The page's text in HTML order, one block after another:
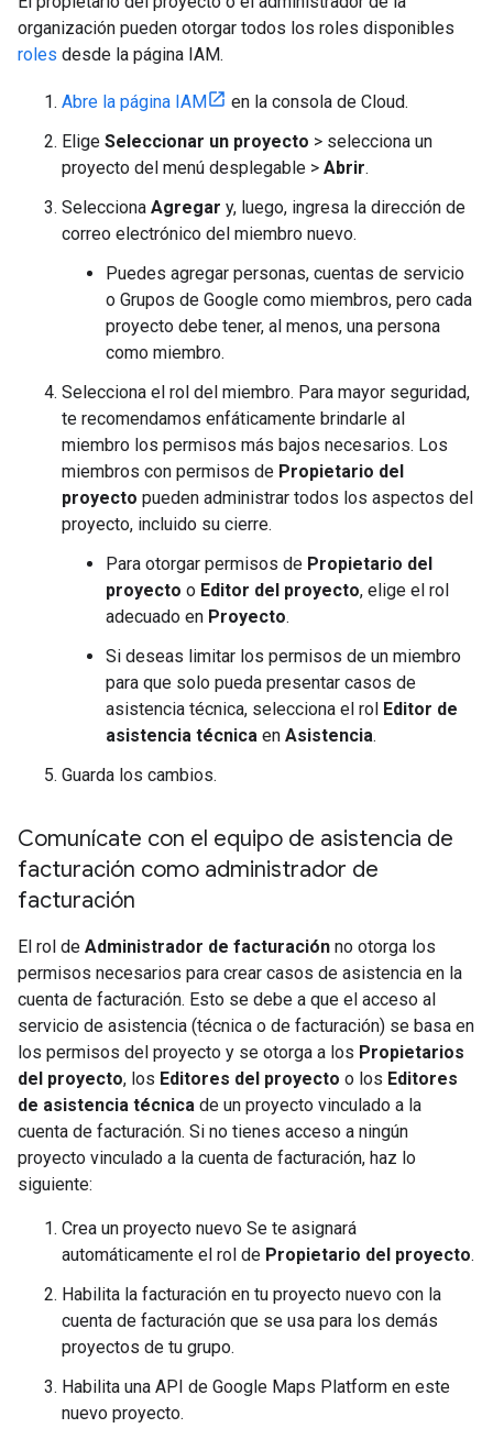
organización pueden otorgar todos los roles disponibles
roles desde la página IAM.
Abre la página IAM
en la consola de Cloud.
Elige Seleccionar un proyecto > selecciona un
proyecto del menú desplegable > Abrir.
Selecciona Agregar y, luego, ingresa la dirección de
correo electrónico del miembro nuevo.
Puedes agregar personas, cuentas de servicio
o Grupos de Google como miembros, pero cada
proyecto debe tener, al menos, una persona
como miembro.
Selecciona el rol del miembro. Para mayor seguridad,
te recomendamos enfáticamente brindarle al
miembro los permisos más bajos necesarios. Los
miembros con permisos de Propietario del
proyecto pueden administrar todos los aspectos del
proyecto, incluido su cierre.
Para otorgar permisos de Propietario del
proyecto o Editor del proyecto, elige el rol
adecuado en Proyecto.
Si deseas limitar los permisos de un miembro
para que solo pueda presentar casos de
asistencia técnica, selecciona el rol Editor de
asistencia técnica en Asistencia.
Guarda los cambios.
Comunícate con el equipo de asistencia de
facturación como administrador de
facturación
El rol de Administrador de facturación no otorga los
permisos necesarios para crear casos de asistencia en la
cuenta de facturación. Esto se debe a que el acceso al
servicio de asistencia (técnica o de facturación) se basa en
los permisos del proyecto y se otorga a los Propietarios
del proyecto, los Editores del proyecto o los Editores
de asistencia técnica de un proyecto vinculado a la
cuenta de facturación. Si no tienes acceso a ningún
proyecto vinculado a la cuenta de facturación, haz lo
siguiente:
Crea un proyecto nuevo Se te asignará
automáticamente el rol de Propietario del proyecto.
Habilita la facturación en tu proyecto nuevo con la
cuenta de facturación que se usa para los demás
proyectos de tu grupo.
Habilita una API de Google Maps Platform en este
nuevo proyecto.